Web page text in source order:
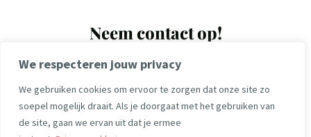
We respecteren jouw privacy
We gebruiken cookies om ervoor te zorgen dat onze site zo
soepel mogelijk draait. Als je doorgaat met het gebruiken van
de site, gaan we ervan uit dat je ermee
Neem contact op!
maartje@maartjelute.com